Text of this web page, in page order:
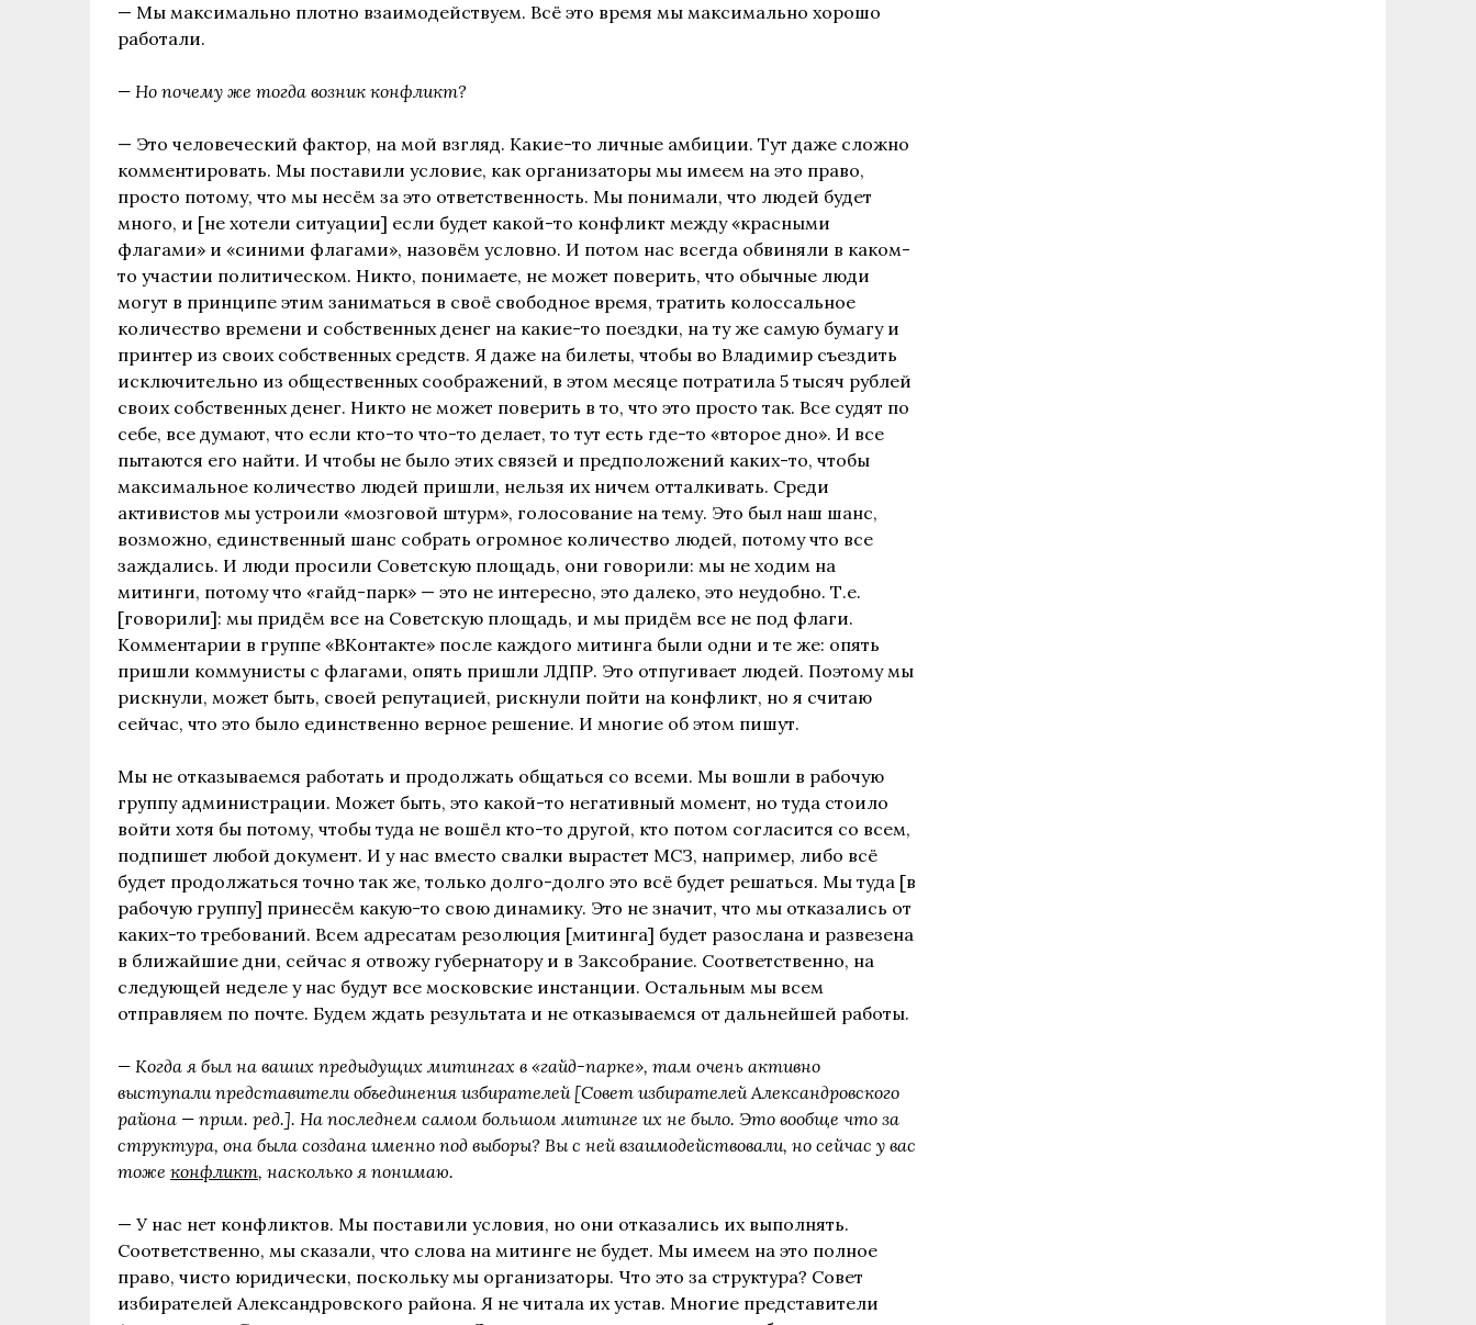
— Мы максимально плотно взаимодействуем. Всё это время мы максимально хорошо
работали.
— Но почему же тогда возник конфликт?
— Это человеческий фактор, на мой взгляд. Какие-то личные амбиции. Тут даже сложно
комментировать. Мы поставили условие, как организаторы мы имеем на это право,
просто потому, что мы несём за это ответственность. Мы понимали, что людей будет
много, и [не хотели ситуации] если будет какой-то конфликт между «красными
флагами» и «синими флагами», назовём условно. И потом нас всегда обвиняли в каком-
то участии политическом. Никто, понимаете, не может поверить, что обычные люди
могут в принципе этим заниматься в своё свободное время, тратить колоссальное
количество времени и собственных денег на какие-то поездки, на ту же самую бумагу и
принтер из своих собственных средств. Я даже на билеты, чтобы во Владимир съездить
исключительно из общественных соображений, в этом месяце потратила 5 тысяч рублей
своих собственных денег. Никто не может поверить в то, что это просто так. Все судят по
себе, все думают, что если кто-то что-то делает, то тут есть где-то «второе дно». И все
пытаются его найти. И чтобы не было этих связей и предположений каких-то, чтобы
максимальное количество людей пришли, нельзя их ничем отталкивать. Среди
активистов мы устроили «мозговой штурм», голосование на тему. Это был наш шанс,
возможно, единственный шанс собрать огромное количество людей, потому что все
заждались. И люди просили Советскую площадь, они говорили: мы не ходим на
митинги, потому что «гайд-парк» — это не интересно, это далеко, это неудобно. Т.е.
[говорили]: мы придём все на Советскую площадь, и мы придём все не под флаги.
Комментарии в группе «ВКонтакте» после каждого митинга были одни и те же: опять
пришли коммунисты с флагами, опять пришли ЛДПР. Это отпугивает людей. Поэтому мы
рискнули, может быть, своей репутацией, рискнули пойти на конфликт, но я считаю
сейчас, что это было единственно верное решение. И многие об этом пишут.
Мы не отказываемся работать и продолжать общаться со всеми. Мы вошли в рабочую
группу администрации. Может быть, это какой-то негативный момент, но туда стоило
войти хотя бы потому, чтобы туда не вошёл кто-то другой, кто потом согласится со всем,
подпишет любой документ. И у нас вместо свалки вырастет МСЗ, например, либо всё
будет продолжаться точно так же, только долго-долго это всё будет решаться. Мы туда [в
рабочую группу] принесём какую-то свою динамику. Это не значит, что мы отказались от
каких-то требований. Всем адресатам резолюция [митинга] будет разослана и развезена
в ближайшие дни, сейчас я отвожу губернатору и в Заксобрание. Соответственно, на
следующей неделе у нас будут все московские инстанции. Остальным мы всем
отправляем по почте. Будем ждать результата и не отказываемся от дальнейшей работы.
— Когда я был на ваших предыдущих митингах в «гайд-парке», там очень активно
выступали представители объединения избирателей [Совет избирателей Александровского
района — прим. ред.]. На последнем самом большом митинге их не было. Это вообще что за
структура, она была создана именно под выборы? Вы с ней взаимодействовали, но сейчас у вас
тоже конфликт, насколько я понимаю.
— У нас нет конфликтов. Мы поставили условия, но они отказались их выполнять.
Соответственно, мы сказали, что слова на митинге не будет. Мы имеем на это полное
право, чисто юридически, поскольку мы организаторы. Что это за структура? Совет
избирателей Александровского района. Я не читала их устав. Многие представители